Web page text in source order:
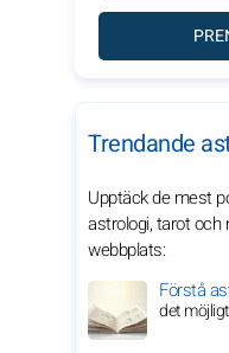
Trendande
Upptäck de mest
astrologi, tarot och
webbplats:
Förstå
det